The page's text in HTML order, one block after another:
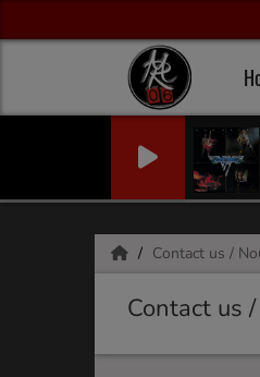
Contact us /
Contact us